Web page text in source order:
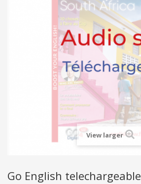
View larger
Go English telechargeable